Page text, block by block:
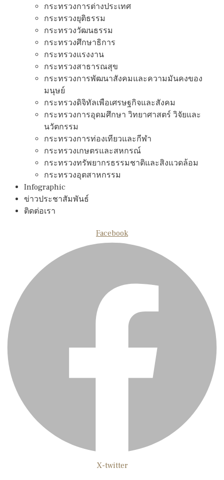
กระทรวงการต่างประเทศ
กระทรวงยุติธรรม
กระทรวงวัฒนธรรม
กระทรวงศึกษาธิการ
กระทรวงแรงงาน
กระทรวงสาธารณสุข
กระทรวงการพัฒนาสังคมและความมันคงของ
มนุษย์
กระทรวงดิจิทัลเพือเศรษฐกิจและสังคม
กระทรวงการอุดมศึกษา วิทยาศาสตร์ วิจัยและ
นวัตกรรม
กระทรวงการท่องเทียวและกีฬา
กระทรวงเกษตรและสหกรณ์
กระทรวงทรัพยากรธรรมชาติและสิงแวดล้อม
กระทรวงอุตสาหกรรม
Infographic
ข่าวประชาสัมพันธ์
ติดต่อเรา
Facebook
X-twitter